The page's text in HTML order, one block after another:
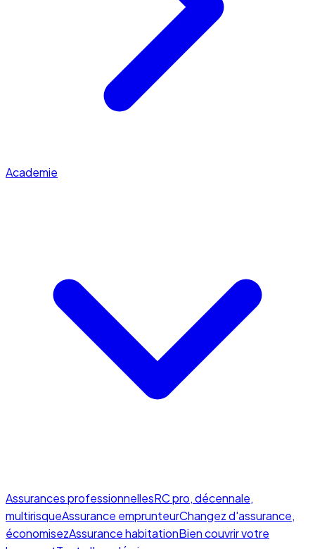
Academie
Assurances professionnellesRC pro, décennale,
multirisqueAssurance emprunteurChangez d'assurance,
économisezAssurance habitationBien couvrir votre